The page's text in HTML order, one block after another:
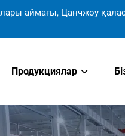
аймағы, Цанчжоу
Продукциялар